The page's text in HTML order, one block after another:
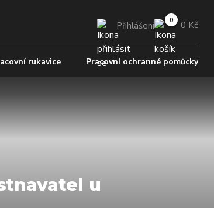
Přihlášení 0 Kč
rukavice Pracovní ochranné pomůcky
u